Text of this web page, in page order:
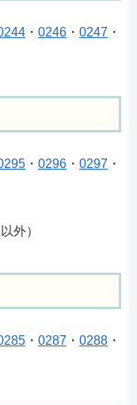
・ 0246 ・ 0247 ・
・ 0296 ・ 0297 ・
外）
・ 0287 ・ 0288 ・